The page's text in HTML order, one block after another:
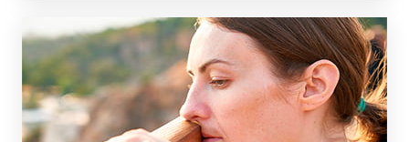
время! Мы любим, ценим и дорожим каждым нашим
читателем, каждым нашим клиентам и благодарим
вас за то, что были с нами в этот тяжёлый год!